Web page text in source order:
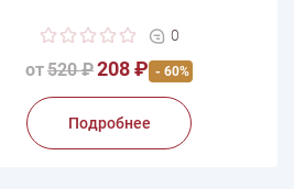
от520 ₽208 ₽ - 60%
Производитель Schulana
0
Подробнее